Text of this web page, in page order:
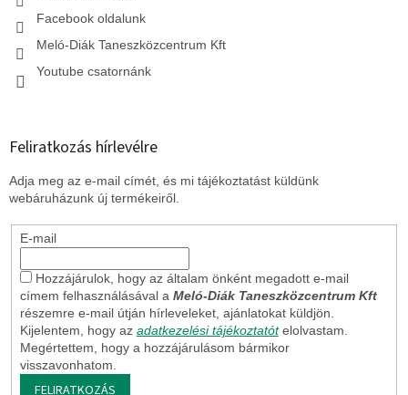
Facebook oldalunk
Meló-Diák Taneszközcentrum Kft
Youtube csatornánk
Feliratkozás hírlevélre
Adja meg az e-mail címét, és mi tájékoztatást küldünk
webáruházunk új termékeiről.
E-mail
Hozzájárulok, hogy az általam önként megadott e-mail
címem felhasználásával a Meló-Diák Taneszközcentrum Kft
részemre e-mail útján hírleveleket, ajánlatokat küldjön.
Kijelentem, hogy az adatkezelési tájékoztatót elolvastam.
Megértettem, hogy a hozzájárulásom bármikor
visszavonhatom.
FELIRATKOZÁS